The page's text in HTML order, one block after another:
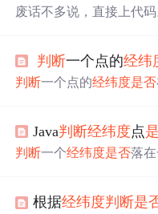
信不用我说都知道，计
废话不多说，直接上代码
判断一个点的经纬
判断一个点的经纬度是否
多边形的顶点或边上，
Java判断经纬度点
判断一个经纬度是否落
根据经纬度判断是